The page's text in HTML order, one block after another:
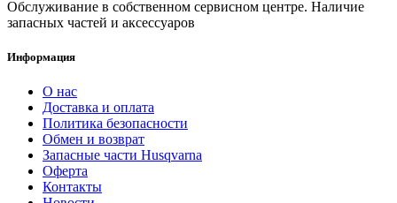
Обслуживание в собственном сервисном центре. Наличие
запасных частей и аксессуаров
Информация
О нас
Доставка и оплата
Политика безопасности
Обмен и возврат
Запасные части Husqvarna
Оферта
Контакты